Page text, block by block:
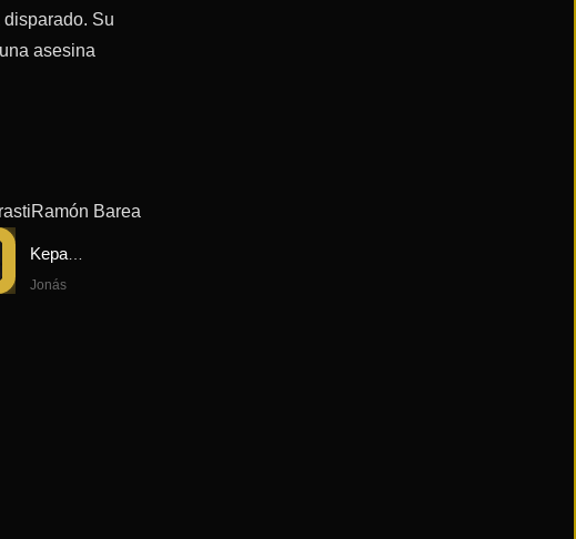
Su
asesina
Ramón Barea
Kepa Errasti
Jonás